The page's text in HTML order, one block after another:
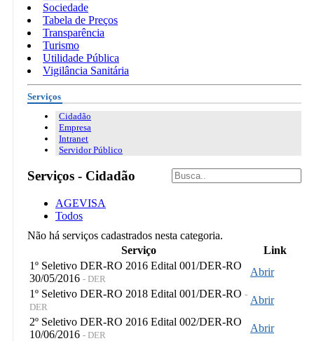
Sociedade
Tabela de Preços
Transparência
Turismo
Utilidade Pública
Vigilância Sanitária
Serviços
Cidadão
Empresa
Intranet
Servidor Público
Serviços - Cidadão
AGEVISA
Todos
Não há serviços cadastrados nesta categoria.
Serviço
Link
1º Seletivo DER-RO 2016 Edital 001/DER-RO
30/05/2016 - DER
Abrir
1º Seletivo DER-RO 2018 Edital 001/DER-RO -
DER
Abrir
2º Seletivo DER-RO 2016 Edital 002/DER-RO
10/06/2016 - DER
Abrir